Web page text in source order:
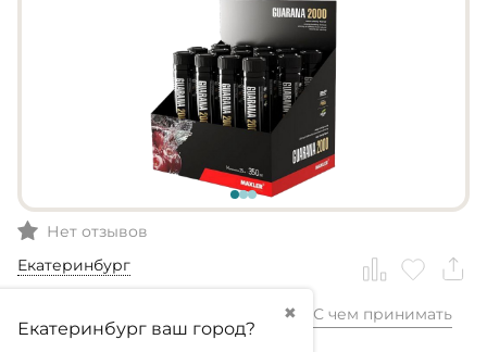
Нет отзывов
Екатеринбург
✖
Екатеринбург ваш город?
2 180,99₽ С чем принимать